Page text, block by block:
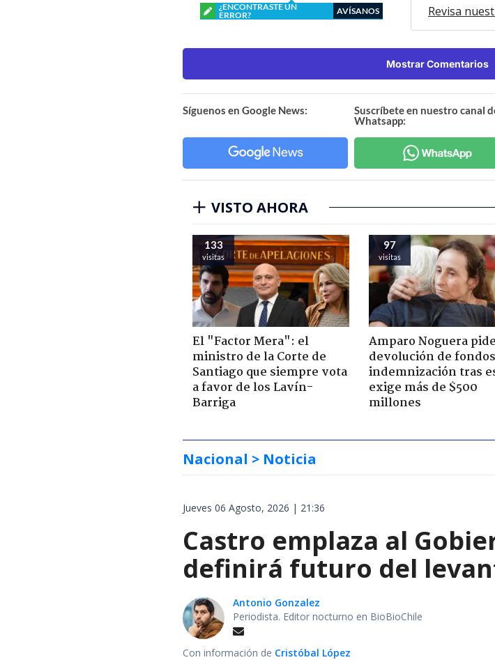
¿ENCONTRASTE UN
ERROR?
AVÍSANOS Revisa
Mostrar Comentarios
Síguenos en Google News:
Suscríbete en nuestro canal
Whatsapp:
VISTO AHORA
133
visitas
El "Factor Mera": el
ministro de la Corte de
Santiago que siempre vota
a favor de los Lavín-
Barriga
97
visitas
Amparo Noguera pide
devolución de
indemnización tras
exige más de $500
millones
Nacional > Noticia
Jueves 06 Agosto, 2026 | 21:36
Castro emplaza al
definirá futuro del
Antonio Gonzalez
Periodista. Editor nocturno en BioBioChile
Con información de Cristóbal López